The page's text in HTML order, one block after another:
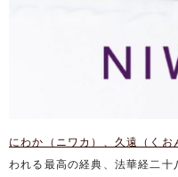
にわか（ニワカ）、久遠（くお
われる最高の経典、法華経二